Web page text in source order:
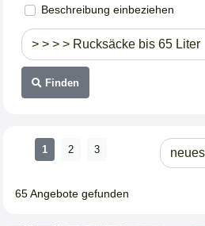
Beschreibung einbeziehen
Finden
1 2 3
65 Angebote gefunden